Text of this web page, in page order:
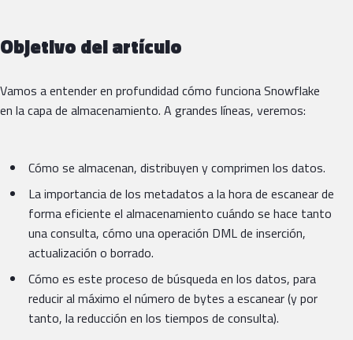
Objetivo del artículo
Vamos a entender en profundidad cómo funciona Snowflake
en la capa de almacenamiento. A grandes líneas, veremos:
Cómo se almacenan, distribuyen y comprimen los datos.
La importancia de los metadatos a la hora de escanear de
forma eficiente el almacenamiento cuándo se hace tanto
una consulta, cómo una operación DML de inserción,
actualización o borrado.
Cómo es este proceso de búsqueda en los datos, para
reducir al máximo el número de bytes a escanear (y por
tanto, la reducción en los tiempos de consulta).